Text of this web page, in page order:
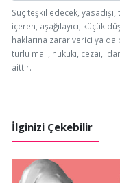
Suç teşkil edecek,
içeren, aşağılayıcı, küçük
haklarına zarar verici ya
türlü mali, hukuki, cezai,
aittir.
İlginizi Çekebilir